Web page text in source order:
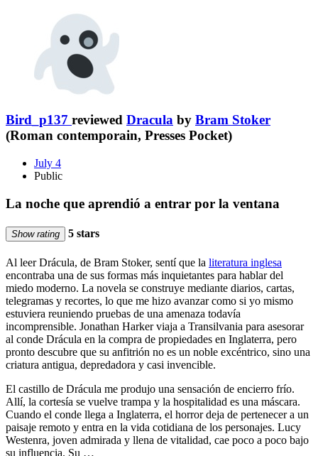
Bird_p137 reviewed Dracula by Bram Stoker
(Roman contemporain, Presses Pocket)
July 4
Public
La noche que aprendió a entrar por la ventana
Show rating 5 stars
Al leer Drácula, de Bram Stoker, sentí que la literatura inglesa
encontraba una de sus formas más inquietantes para hablar del
miedo moderno. La novela se construye mediante diarios, cartas,
telegramas y recortes, lo que me hizo avanzar como si yo mismo
estuviera reuniendo pruebas de una amenaza todavía
incomprensible. Jonathan Harker viaja a Transilvania para asesorar
al conde Drácula en la compra de propiedades en Inglaterra, pero
pronto descubre que su anfitrión no es un noble excéntrico, sino una
criatura antigua, depredadora y casi invencible.
El castillo de Drácula me produjo una sensación de encierro frío.
Allí, la cortesía se vuelve trampa y la hospitalidad es una máscara.
Cuando el conde llega a Inglaterra, el horror deja de pertenecer a un
paisaje remoto y entra en la vida cotidiana de los personajes. Lucy
Westenra, joven admirada y llena de vitalidad, cae poco a poco bajo
su influencia. Su …